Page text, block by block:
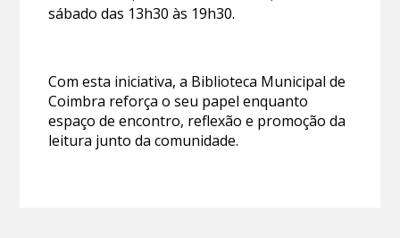
sábado das 13h30 às 19h30.
Com esta iniciativa, a Biblioteca Municipal de
Coimbra reforça o seu papel enquanto
espaço de encontro, reflexão e promoção da
leitura junto da comunidade.